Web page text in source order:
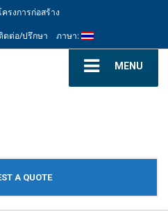
รงการก่อสร้าง
ดต่อ/ปรึกษา ภาษา:
MENU
A QUOTE